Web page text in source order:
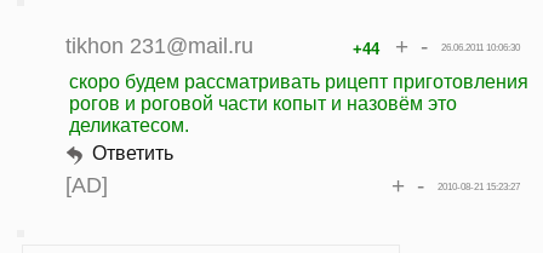
tikhon 231@mail.ru 26.06.2011 10:06:30
+44 + -
скоро будем рассматривать рицепт приготовления
рогов и роговой части копыт и назовём это
деликатесом.
Ответить
[AD] 2010-08-21 15:23:27
+ -